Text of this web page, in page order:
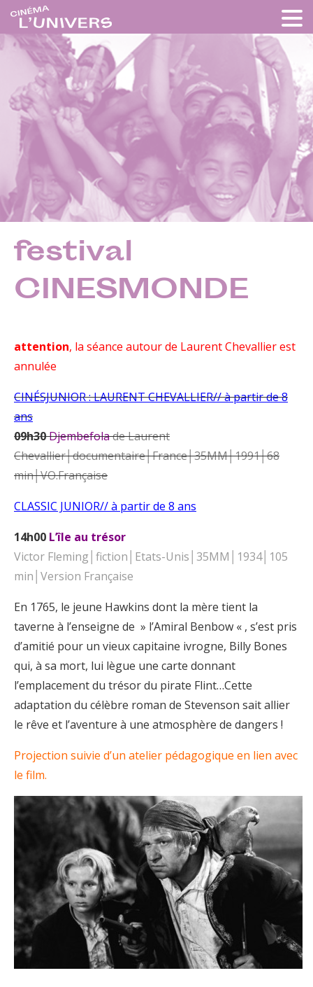
festival
CINESMONDE
attention, la séance autour de Laurent Chevallier est
annulée
CINÉSJUNIOR : LAURENT CHEVALLIER// à partir de 8
ans
09h30Djembefolade Laurent
Chevallier│documentaire│France│35MM│1991│68
min│VO.Française
CLASSIC JUNIOR// à partir de 8 ans
14h00 L’île au trésor
Victor Fleming│fiction│Etats-Unis│35MM│1934│105
min│Version Française
En 1765, le jeune Hawkins dont la mère tient la
taverne à l’enseigne de » l’Amiral Benbow « , s’est pris
d’amitié pour un vieux capitaine ivrogne, Billy Bones
qui, à sa mort, lui lègue une carte donnant
l’emplacement du trésor du pirate Flint…Cette
adaptation du célèbre roman de Stevenson sait allier
le rêve et l’aventure à une atmosphère de dangers !
Projection suivie d’un atelier pédagogique en lien avec
le film.